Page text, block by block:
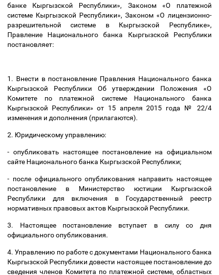
банке Кыргызской Республики», Законом «О платежной
системе Кыргызской Республики», Законом «О лицензионно-
разрешительной системе в Кыргызской Республике»,
Правление Национального банка Кыргызской Республики
постановляет:
1. Внести в постановление Правления Национального банка
Кыргызской Республики Об утверждении Положения «О
Комитете по платежной системе Национального банка
Кыргызской Республики» от 15 апреля 2015 года № 22/4
изменения и дополнения (прилагаются).
2. Юридическому управлению:
- опубликовать настоящее постановление на официальном
сайте Национального банка Кыргызской Республики;
- после официального опубликования направить настоящее
постановление в Министерство юстиции Кыргызской
Республики для включения в Государственный реестр
нормативных правовых актов Кыргызской Республики.
3. Настоящее постановление вступает в силу со дня
официального опубликования.
4. Управлению по работе с документами Национального банка
Кыргызской Республики довести настоящее постановление до
сведения членов Комитета по платежной системе, областных